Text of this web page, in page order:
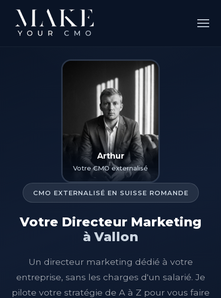
CMO EXTERNALISÉ EN SUISSE ROMANDE
Votre Directeur Marketing
à Vallon
Un directeur marketing dédié à votre
entreprise, sans les charges d'un salarié. Je
pilote votre stratégie de A à Z pour vous faire
Arthur
Votre CMO externalisé